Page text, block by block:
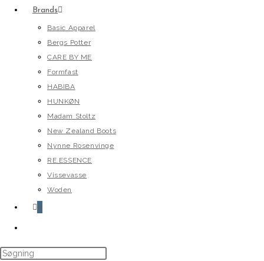
Brands
Basic Apparel
Bergs Potter
CARE BY ME
Formfast
HABIBA
HUNKØN
Madam Stoltz
New Zealand Boots
Nynne Rosenvinge
RE.ESSENCE
Vissevasse
Woden
0
website